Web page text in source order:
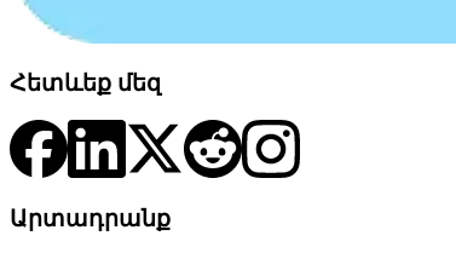
Հետևեք մեզ
Արտադրանք